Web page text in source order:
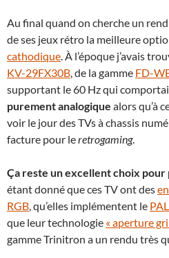
Au final quand on cherche un
de ses jeux rétro la meilleure
cathodique . À l’époque j’avais
KV-29FX30B , de la gamme FD-
supportant le 60 Hz qui
purement analogique alors qu’à
voir le jour des TVs à chassis
facture pour leretrogaming.
Ça reste un excellent choix
étant donné que ces TV ont des
RGB , qu’elles implémentent le
que leur technologie « aperture
gamme Trinitron a un rendu très